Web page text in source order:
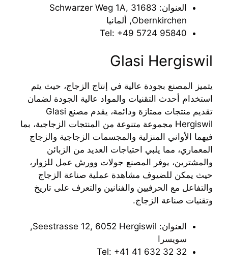
العنوان: Schwarzer Weg 1A, 31683
Obernkirchen, ألمانيا
Tel: ‎+49 5724 95840
Glasi Hergiswil
يتميز المصنع بجودة عالية في إنتاج الزجاج، حيث يتم
استخدام أحدث التقنيات والمواد عالية الجودة لضمان
تقديم منتجات ممتازة ودائمة، يقدم مصنع Glasi
Hergiswil مجموعة متنوعة من المنتجات الزجاجية، بما
فيهما الأواني المنزلية والمجسمات الزجاجية والزجاج
المعماري، مما يلبي احتياجات العديد من الزبائن
والمشترين، يوفر المصنع جولات وورش عمل للزوار،
حيث يمكن للضيوف مشاهدة عملية صناعة الزجاج
والتفاعل مع الحرفيين والفنانين والتعرف على تاريخ
وتقنيات صناعة الزجاج.
العنوان: Seestrasse 12, 6052 Hergiswil,
سويسرا
Tel: ‎+41 41 632 32 32